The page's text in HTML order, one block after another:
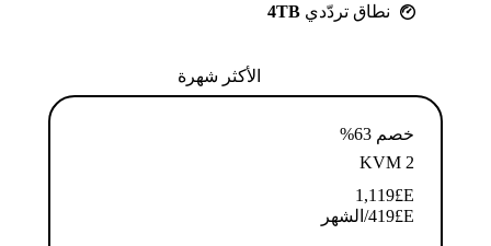
نطاق تردّدي 4TB
الأكثر شهرة
خصم 63%
KVM 2
E£
1,119
E£
419/الشهر